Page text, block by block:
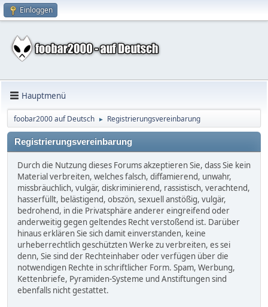
Einloggen
Hauptmenü
foobar2000 auf Deutsch ► Registrierungsvereinbarung
Registrierungsvereinbarung
Durch die Nutzung dieses Forums akzeptieren Sie, dass Sie kein
Material verbreiten, welches falsch, diffamierend, unwahr,
missbräuchlich, vulgär, diskriminierend, rassistisch, verachtend,
hasserfüllt, belästigend, obszön, sexuell anstößig, vulgär,
bedrohend, in die Privatsphäre anderer eingreifend oder
anderweitig gegen geltendes Recht verstoßend ist. Darüber
hinaus erklären Sie sich damit einverstanden, keine
urheberrechtlich geschützten Werke zu verbreiten, es sei
denn, Sie sind der Rechteinhaber oder verfügen über die
notwendigen Rechte in schriftlicher Form. Spam, Werbung,
Kettenbriefe, Pyramiden-Systeme und Anstiftungen sind
ebenfalls nicht gestattet.